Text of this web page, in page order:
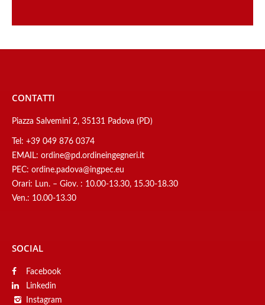
CONTATTI
Piazza Salvemini 2, 35131 Padova (PD)
Tel: +39 049 876 0374
EMAIL: ordine@pd.ordineingegneri.it
PEC: ordine.padova@ingpec.eu
Orari: Lun. – Giov. : 10.00-13.30, 15.30-18.30
Ven.: 10.00-13.30
SOCIAL
Facebook
Linkedin
Instagram